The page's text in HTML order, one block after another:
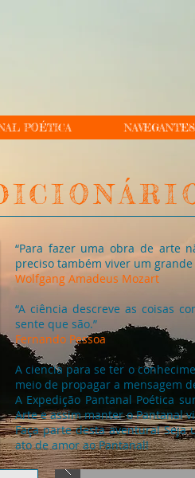
POÉTICA NAVEGANTES
“Para fazer uma obra de arte
preciso também viver um grande
Wolfgang Amadeus Mozart
“A ciência descreve as coisas
sente que são.”
Fernando Pessoa
A ciencia para se ter o
meio de propagar a mensagem
A Expedição Pantanal Poética
Arte e assim manter o Pantanal
Faça parte desta aventura!
ato de amor ao Pantanal!